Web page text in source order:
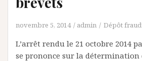
novembre 5, 2014 admin Dépôt
L’arrêt rendu le 21 octobre 2014
se prononce sur la